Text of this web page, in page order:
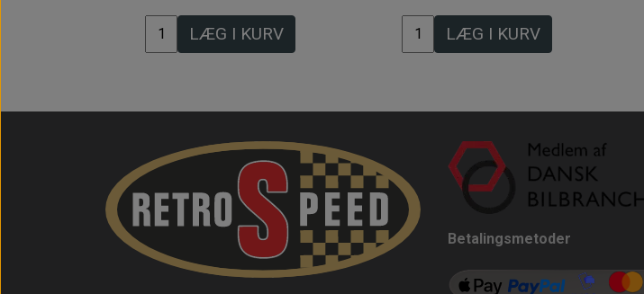
LÆG I KURV LÆG I KURV
Betalingsmetoder